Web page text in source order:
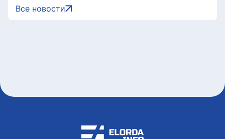
поздравил с Днем строителя
Сегодня, 12:30
Сегодня, 10:00
Токаев поздравил Президента
Все новости